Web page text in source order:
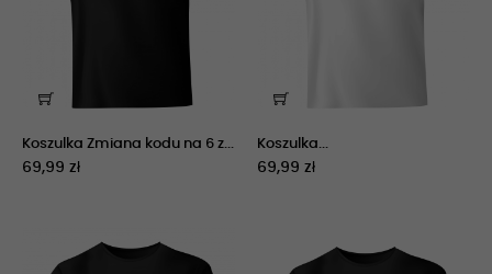
Koszulka Zmiana kodu na 6 z...
69,99 zł
Koszulka...
69,99 zł